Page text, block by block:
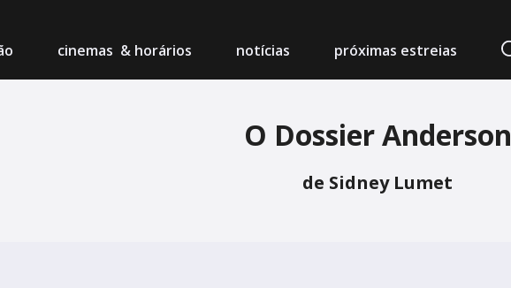
cinemas & horários notícias próximas estreias
O Dossier Anderson
de Sidney Lumet